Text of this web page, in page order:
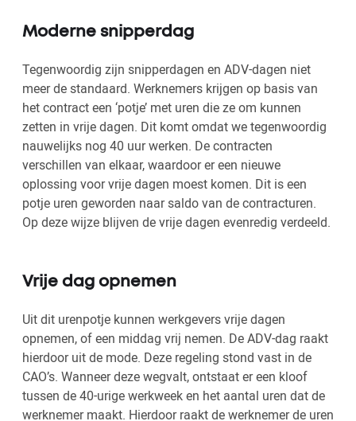
Moderne snipperdag
Tegenwoordig zijn snipperdagen en ADV-dagen niet
meer de standaard. Werknemers krijgen op basis van
het contract een ‘potje’ met uren die ze om kunnen
zetten in vrije dagen. Dit komt omdat we tegenwoordig
nauwelijks nog 40 uur werken. De contracten
verschillen van elkaar, waardoor er een nieuwe
oplossing voor vrije dagen moest komen. Dit is een
potje uren geworden naar saldo van de contracturen.
Op deze wijze blijven de vrije dagen evenredig verdeeld.
Vrije dag opnemen
Uit dit urenpotje kunnen werkgevers vrije dagen
opnemen, of een middag vrij nemen. De ADV-dag raakt
hierdoor uit de mode. Deze regeling stond vast in de
CAO’s. Wanneer deze wegvalt, ontstaat er een kloof
tussen de 40-urige werkweek en het aantal uren dat de
werknemer maakt. Hierdoor raakt de werknemer de uren